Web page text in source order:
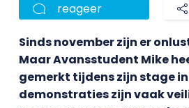
reageer
Sinds november zijn er
Maar Avansstudent Mike
gemerkt tijdens zijn stage in
demonstraties zijn vaak